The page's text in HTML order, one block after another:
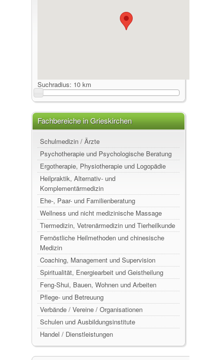
Suchradius: 10 km
Fachbereiche in Grieskirchen
Schulmedizin / Ärzte
Psychotherapie und Psychologische Beratung
Ergotherapie, Physiotherapie und Logopädie
Heilpraktik, Alternativ- und
Komplementärmedizin
Ehe-, Paar- und Familienberatung
Wellness und nicht medizinische Massage
Tiermedizin, Vetrenärmedizin und Tierheilkunde
Fernöstliche Heilmethoden und chinesische
Medizin
Coaching, Management und Supervision
Spiritualität, Energiearbeit und Geistheilung
Feng-Shui, Bauen, Wohnen und Arbeiten
Pflege- und Betreuung
Verbände / Vereine / Organisationen
Schulen und Ausbildungsinstitute
Handel / Dienstleistungen